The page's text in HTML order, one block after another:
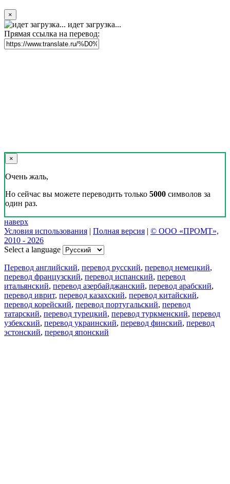
×
идет загрузка...
Прямая ссылка на перевод:
×
Очень жаль,
Но сейчас вы можете переводить только 5000 символов за
один раз.
наверх
Условия использования | Полная версия | © ООО «ПРОМТ»,
2010 - 2026
Select a language
Перевод английский, перевод русский, перевод немецкий,
перевод французский, перевод испанский, перевод
итальянский, перевод азербайджанский, перевод арабский,
перевод иврит, перевод казахский, перевод китайский,
перевод корейский, перевод португальский, перевод
татарский, перевод турецкий, перевод туркменский, перевод
узбекский, перевод украинский, перевод финский, перевод
эстонский, перевод японский